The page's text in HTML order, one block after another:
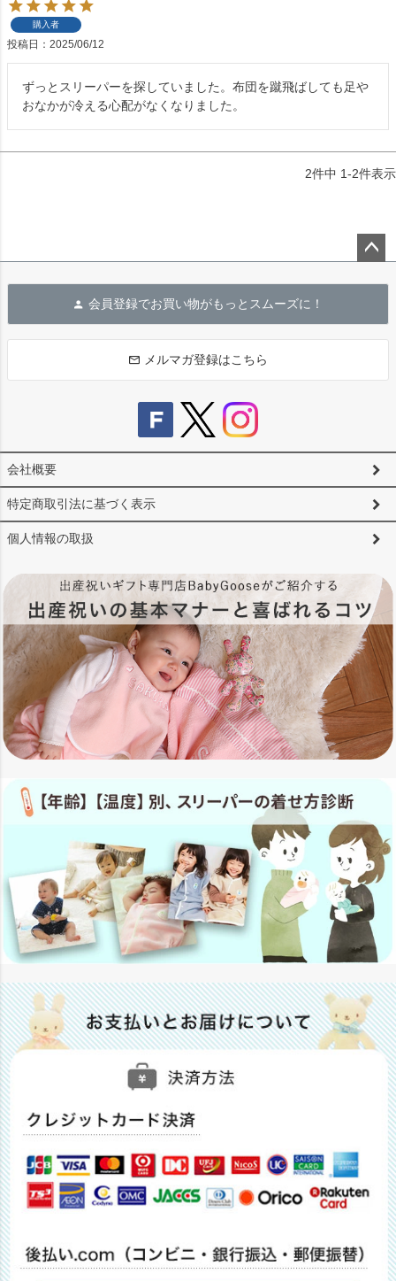
購入者
投稿日 2025/06/12
ずっとスリーパーを探していました。布団を蹴飛ばしても足や
おなかが冷える心配がなくなりました。
2件中 1-2件表示
へ
会員登録でお買い物がもっとスムーズに！
メルマガ登録はこちら
会社概要
特定商取引法に基づく表示
個人情報の取扱